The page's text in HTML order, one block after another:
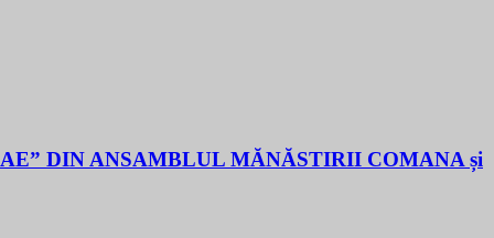
DIN ANSAMBLUL MĂNĂSTIRII COMANA și